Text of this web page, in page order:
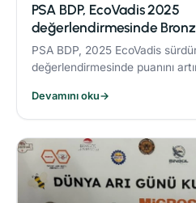
PSA BDP, EcoVadis 2025
değerlendirmesinde
PSA BDP, 2025 EcoVadis
değerlendirmesinde puanını
seviyesine yükseldi ve karbon
‘Leader’ kategorisine yerleşti.
Devamını oku→